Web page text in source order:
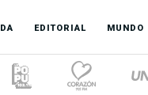
EDITORIAL MUNDO